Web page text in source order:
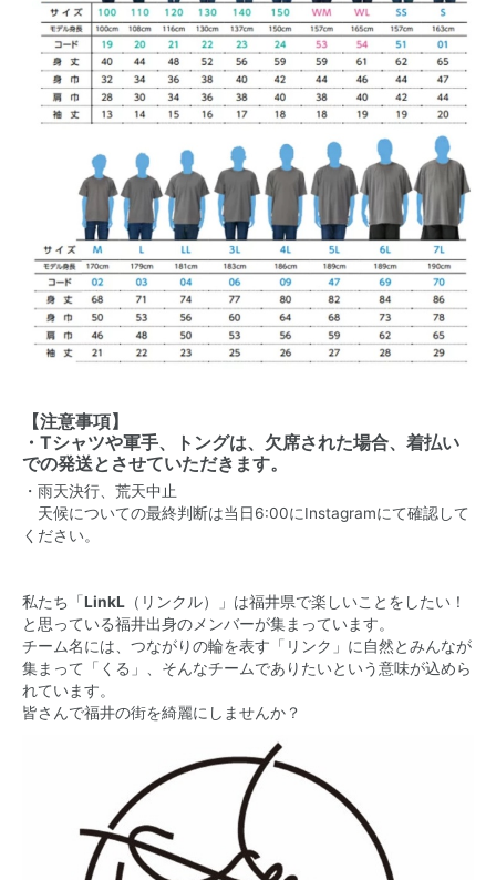
【注意事項】
・Tシャツや軍手、トングは、欠席された場合、着払い
での発送とさせていただきます。
・雨天決行、荒天中止
天候についての最終判断は当日6:00にInstagramにて確認して
ください。
私たち「LinkL （リンクル）」は福井県で楽しいことをしたい！
と思っている福井出身のメンバーが集まっています。
チーム名には、つながりの輪を表す「リンク」に自然とみんなが
集まって「くる」、そんなチームでありたいという意味が込めら
れています。
皆さんで福井の街を綺麗にしませんか？